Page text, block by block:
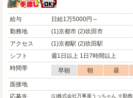
給与
日給1万5000円～
勤務地
(1)京都市 (2)吹田市
アクセス
(1)京都駅 (2)吹田駅
シフト
週1日以上 1日7時間以上
時間帯
早朝 朝 昼
面接地
応募先
(1)株式会社万事屋うっちゃん ※勤務